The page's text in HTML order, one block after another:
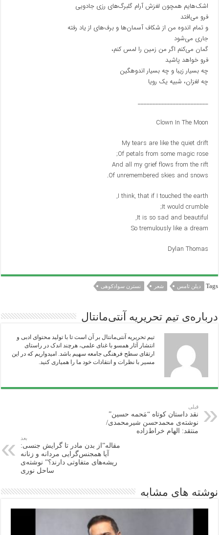
اشک‌هایم همچون لغزش آرام گلبرگ‌های رزی جادویی‌
فرو می‌افتد
و تمام اندوه من از شکاف آسمان‌ها و برف‌های از یاد رفته
جاری می‌شود
گمان می‌کنم اگر من زمین را لمس کنم،
فرو خواهد پاشید
چه بسیار زیبا و چه بسیار اندوهگین
چه لغزان، شبیه یک رویا
________________________
Clown In The Moon
My tears are like the quiet drift
Of petals from some magic rose;
And all my grief flows from the rift
Of unremembered skies and snows.
I think, that if I touched the earth,
It would crumble;
It is so sad and beautiful,
So tremulously like a dream
Dylan Thomas
Tags دیلن تامس شعر نسترن سوادکوهی
درباره‌ی تیم تحریریه آنتی‌مانتال
تیم تحریریه آنتی‌مانتال بر آن است تا با تولید محتوای ادبی و
انتشار آثار همسو با غنای علمی، هرچند اندک در راستای
ارتقای سطح فرهنگی جامعه سهیم باشد. امیدواریم که در این
مسیر با نظرات و انتقادات خود ما را همیاری‌ کنید.
قبلی
نقد داستان کوتاه “مَحمه حسین”
نوشته‌ی محمدحسن شیرمحمدی/
منتقد: الهام خراط‌‌زاده
بعد
مقاله”از بدن مادر تا گرایش جنسی:
آیا همجنس‌گرایی مردانه و زنانه
ریشه‌های متفاوتی دارند؟” نوشته‌ی
ساحل نوری
نوشته های مشابه